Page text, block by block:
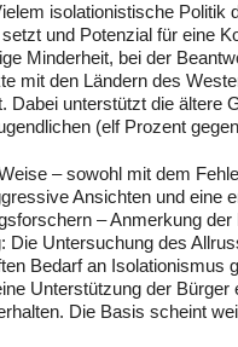
isolationistische
und Potenzial für eine
Minderheit, bei der
mit den Ländern des
Dabei unterstützt die ältere
(elf Prozent
– sowohl mit dem
Ansichten und eine
– Anmerkung
Die Untersuchung des
Bedarf an Isolationismus
Unterstützung der
Die Basis scheint